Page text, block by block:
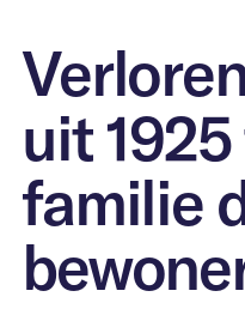
Voor
Nieuws
FAQ
Over
uit
familie